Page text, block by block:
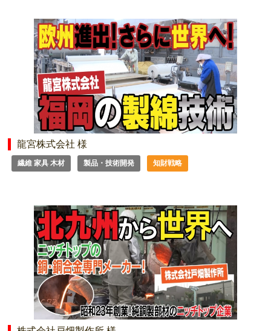
龍宮株式会社 様
繊維 家具 木材 製品・技術開発 知財戦略